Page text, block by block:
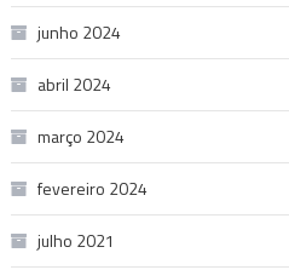
junho 2024
abril 2024
março 2024
fevereiro 2024
julho 2021